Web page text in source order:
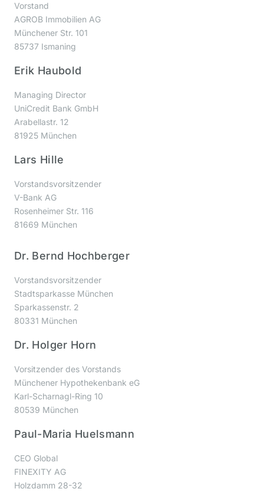
Vorstand
AGROB Immobilien AG
Münchener Str. 101
85737 Ismaning
Erik Haubold
Managing Director
UniCredit Bank GmbH
Arabellastr. 12
81925 München
Lars Hille
Vorstandsvorsitzender
V-Bank AG
Rosenheimer Str. 116
81669 München
Dr. Bernd Hochberger
Vorstandsvorsitzender
Stadtsparkasse München
Sparkassenstr. 2
80331 München
Dr. Holger Horn
Vorsitzender des Vorstands
Münchener Hypothekenbank eG
Karl-Scharnagl-Ring 10
80539 München
Paul-Maria Huelsmann
CEO Global
FINEXITY AG
Holzdamm 28-32